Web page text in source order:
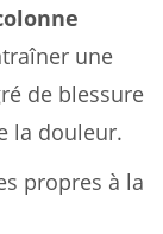
une
de blessure
la douleur.
propres à la